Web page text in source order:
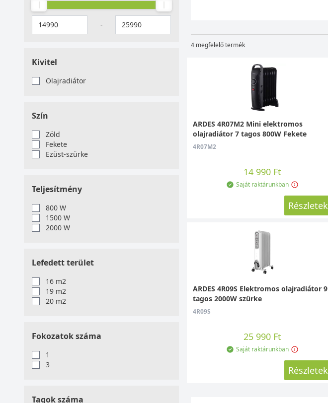
-
Kivitel
Olajradiátor
Szín
Zöld
Fekete
Ezüst-szürke
Teljesítmény
800 W
1500 W
2000 W
Lefedett terület
16 m2
19 m2
20 m2
Fokozatok száma
1
3
Tagok száma
4 megfelelő termék
ARDES 4R07M2 Mini elektromos
olajradiátor 7 tagos 800W Fekete
4R07M2
14 990 Ft
Saját raktárunkban
Részletek
ARDES 4R09S Elektromos olajradiátor 9
tagos 2000W szürke
4R09S
25 990 Ft
Saját raktárunkban
Részletek